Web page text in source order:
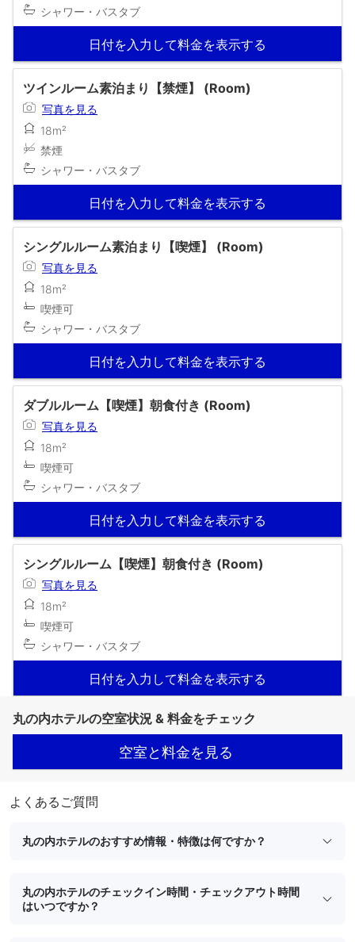
シャワー・バスタブ
日付を入力して料金を表示する
ツインルーム素泊まり【禁煙】 (Room)
写真を見る
18m²
禁煙
シャワー・バスタブ
日付を入力して料金を表示する
シングルルーム素泊まり【喫煙】 (Room)
写真を見る
18m²
喫煙可
シャワー・バスタブ
日付を入力して料金を表示する
ダブルルーム【喫煙】朝食付き (Room)
写真を見る
18m²
喫煙可
シャワー・バスタブ
日付を入力して料金を表示する
シングルルーム【喫煙】朝食付き (Room)
写真を見る
18m²
喫煙可
シャワー・バスタブ
日付を入力して料金を表示する
丸の内ホテルの空室状況 & 料金をチェック
空室と料金を見る
よくあるご質問
丸の内ホテルのおすすめ情報・特徴は何ですか？
丸の内ホテルのチェックイン時間・チェックアウト時間
はいつですか？